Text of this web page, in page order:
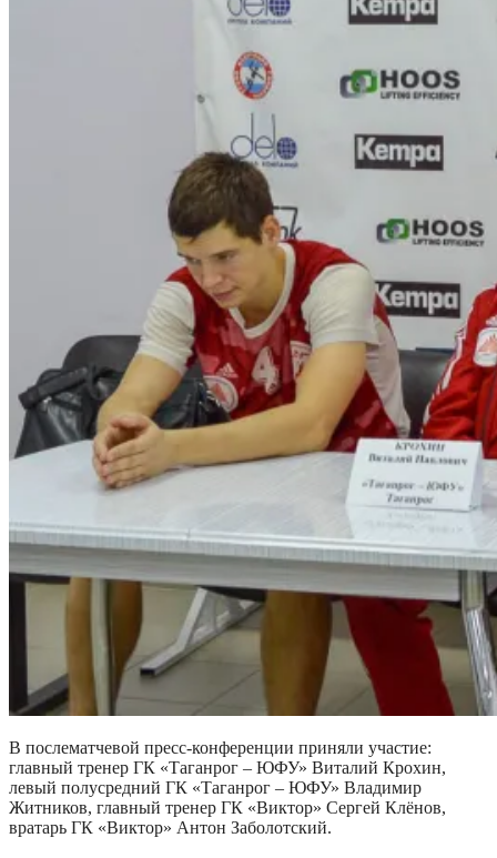
В послематчевой пресс-конференции приняли участие:
главный тренер ГК «Таганрог – ЮФУ» Виталий Крохин,
левый полусредний ГК «Таганрог – ЮФУ» Владимир
Житников, главный тренер ГК «Виктор» Сергей Клёнов,
вратарь ГК «Виктор» Антон Заболотский.